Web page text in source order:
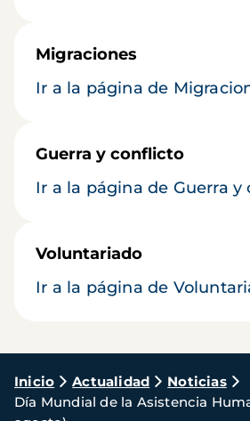
Migraciones
Ir a la página de
Guerra y conflicto
Ir a la página de Guerra y
Voluntariado
Ir a la página de
Ruta
de
Inicio Actualidad
Noticias
Día Mundial de la Asistencia